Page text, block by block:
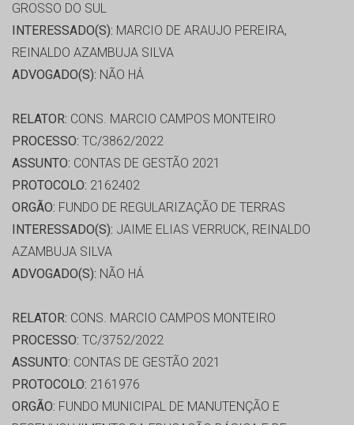
GROSSO DO SUL
INTERESSADO(S): MARCIO DE ARAUJO PEREIRA,
REINALDO AZAMBUJA SILVA
ADVOGADO(S): NÃO HÁ
RELATOR: CONS. MARCIO CAMPOS MONTEIRO
PROCESSO: TC/3862/2022
ASSUNTO: CONTAS DE GESTÃO 2021
PROTOCOLO: 2162402
ORGÃO: FUNDO DE REGULARIZAÇÃO DE TERRAS
INTERESSADO(S): JAIME ELIAS VERRUCK, REINALDO
AZAMBUJA SILVA
ADVOGADO(S): NÃO HÁ
RELATOR: CONS. MARCIO CAMPOS MONTEIRO
PROCESSO: TC/3752/2022
ASSUNTO: CONTAS DE GESTÃO 2021
PROTOCOLO: 2161976
ORGÃO: FUNDO MUNICIPAL DE MANUTENÇÃO E